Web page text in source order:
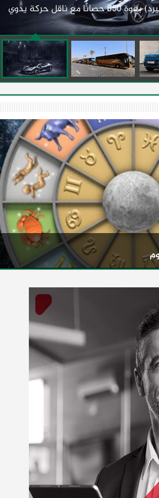
هينيسي تطرح طراز (بلاك بيرد) بقوة 850 حصانًا مع ناقل حركة يدوي